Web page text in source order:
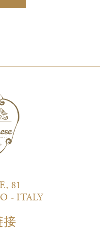
81
- ITALY
接